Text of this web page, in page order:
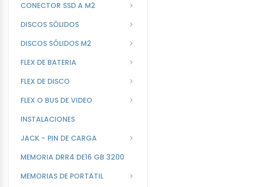
CONECTOR SSD A M2
DISCOS SÓLIDOS
DISCOS SÓLIDOS M2
FLEX DE BATERIA
FLEX DE DISCO
FLEX O BUS DE VIDEO
INSTALACIONES
JACK - PIN DE CARGA
MEMORIA DRR4 DE16 GB 3200
MEMORIAS DE PORTATIL